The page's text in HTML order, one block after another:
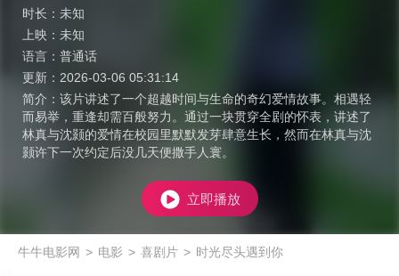
时长： 未知
上映： 未知
语言： 普通话
更新： 2026-03-06 05:31:14
简介： 该片讲述了一个超越时间与生命的奇幻爱情故事。相遇轻
而易举，重逢却需百般努力。通过一块贯穿全剧的怀表，讲述了
林真与沈颢的爱情在校园里默默发芽肆意生长，然而在林真与沈
颢许下一次约定后没几天便撒手人寰。
立即播放
牛牛电影网 > 电影 > 喜剧片 > 时光尽头遇到你